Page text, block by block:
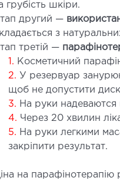
грубість шкіри.
другий —
з
третій —
1. Косметичний парафін
2. У резервуар
щоб не допустити
3. На руки
4. Через 20 хвилин
5. На руки легкими
закріпити результат.
на